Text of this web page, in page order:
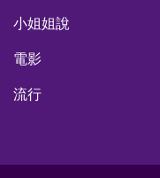
小姐姐說
電影
流行